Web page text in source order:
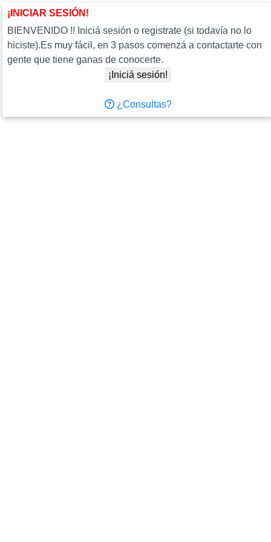
¡INICIAR SESIÓN!
BIENVENIDO !! Iniciá sesión o registrate (si todavía no lo
hiciste).Es muy fácil, en 3 pasos comenzá a contactarte con
gente que tiene ganas de conocerte.
¡Iniciá sesión!
¿Consultas?